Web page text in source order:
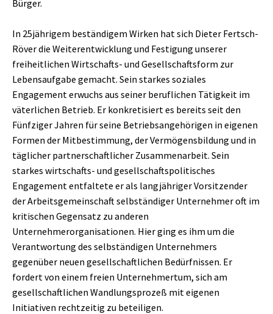
Bürger.
In 25jährigem beständigem Wirken hat sich Dieter Fertsch-
Röver die Weiterentwicklung und Festigung unserer
freiheitlichen Wirtschafts- und Gesellschaftsform zur
Lebensaufgabe gemacht. Sein starkes soziales
Engagement erwuchs aus seiner beruflichen Tätigkeit im
väterlichen Betrieb. Er konkretisiert es bereits seit den
Fünfziger Jahren für seine Betriebsangehörigen in eigenen
Formen der Mitbestimmung, der Vermögensbildung und in
täglicher partnerschaftlicher Zusammenarbeit. Sein
starkes wirtschafts- und gesellschaftspolitisches
Engagement entfaltete er als langjähriger Vorsitzender
der Arbeitsgemeinschaft selbständiger Unternehmer oft im
kritischen Gegensatz zu anderen
Unternehmerorganisationen. Hier ging es ihm um die
Verantwortung des selbständigen Unternehmers
gegenüber neuen gesellschaftlichen Bedürfnissen. Er
fordert von einem freien Unternehmertum, sich am
gesellschaftlichen Wandlungsprozeß mit eigenen
Initiativen rechtzeitig zu beteiligen.